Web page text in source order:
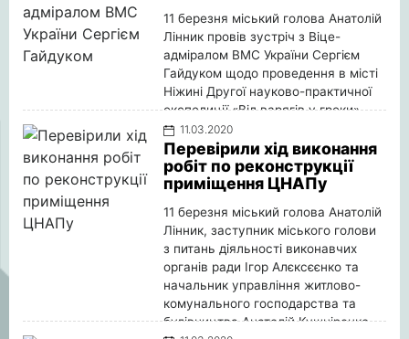
11 березня міський голова Анатолій
Лінник провів зустріч з Віце-
адміралом ВМС України Сергієм
Гайдуком щодо проведення в місті
Ніжині Другої науково-практичної
експедиції «Від варягів у греки».
11.03.2020
Перевірили хід виконання
робіт по реконструкції
приміщення ЦНАПу
11 березня міський голова Анатолій
Лінник, заступник міського голови
з питань діяльності виконавчих
органів ради Ігор Алєксєєнко та
начальник управління житлово-
комунального господарства та
будівництва Анатолій Кушніренко